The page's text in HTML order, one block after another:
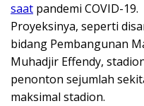
saat pandemi COVID-19.
Proyeksinya, seperti
bidang Pembangunan
Muhadjir Effendy,
penonton sejumlah
maksimal stadion.